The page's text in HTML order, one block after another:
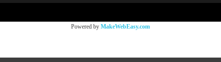
Powered by MakeWebEasy.com